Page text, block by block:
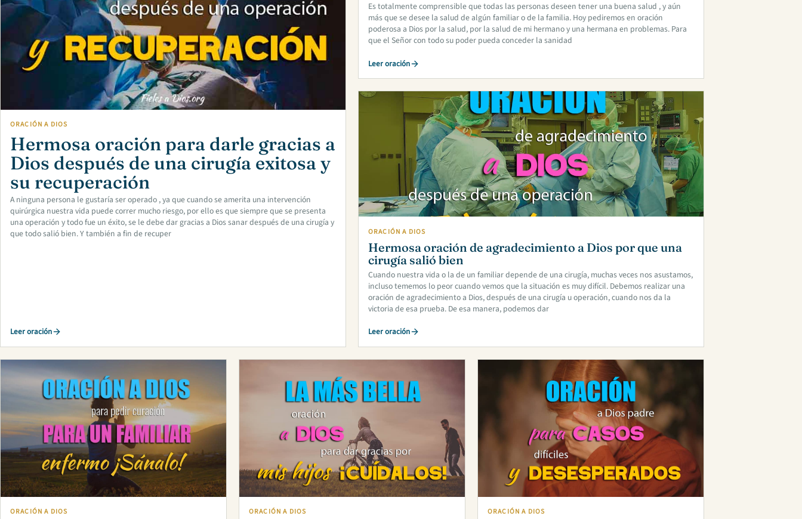
ORACIÓN A DIOS
Hermosa oración para darle gracias a
Dios después de una cirugía exitosa y
su recuperación
A ninguna persona le gustaría ser operado , ya que cuando se amerita una intervención
quirúrgica nuestra vida puede correr mucho riesgo, por ello es que siempre que se presenta
una operación y todo fue un éxito, se le debe dar gracias a Dios sanar después de una cirugía y
que todo salió bien. Y también a fin de recuper
Leer oración
Es totalmente comprensible que todas las personas deseen tener una buena salud , y aún
más que se desee la salud de algún familiar o de la familia. Hoy pediremos en oración
poderosa a Dios por la salud, por la salud de mi hermano y una hermana en problemas. Para
que el Señor con todo su poder pueda conceder la sanidad
Leer oración
ORACIÓN A DIOS
Hermosa oración de agradecimiento a Dios por que una
cirugía salió bien
Cuando nuestra vida o la de un familiar depende de una cirugía, muchas veces nos asustamos,
incluso tememos lo peor cuando vemos que la situación es muy difícil. Debemos realizar una
oración de agradecimiento a Dios, después de una cirugía u operación, cuando nos da la
victoria de esa prueba. De esa manera, podemos dar
Leer oración
ORACIÓN A DIOS ORACIÓN A DIOS ORACIÓN A DIOS